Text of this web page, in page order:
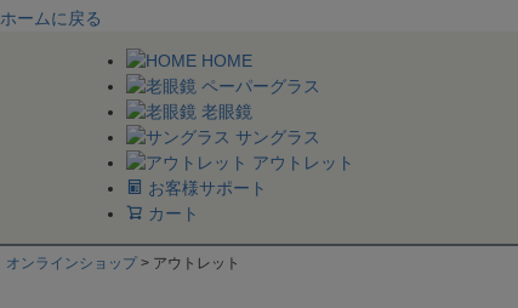
ホームに戻る
HOME
ペーパーグラス
老眼鏡
サングラス
アウトレット
お客様サポート
カート
オンラインショップ アウトレット